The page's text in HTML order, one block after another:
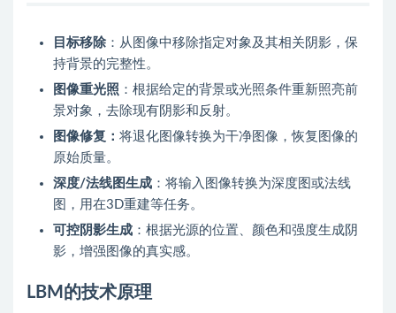
目标移除 ：从图像中移除指定对象及其相关阴影，保
持背景的完整性。
图像重光照 ：根据给定的背景或光照条件重新照亮前
景对象，去除现有阴影和反射。
图像修复： 将退化图像转换为干净图像，恢复图像的
原始质量。
深度/法线图生成 ：将输入图像转换为深度图或法线
图，用在3D重建等任务。
可控阴影生成 ：根据光源的位置、颜色和强度生成阴
影，增强图像的真实感。
LBM的技术原理